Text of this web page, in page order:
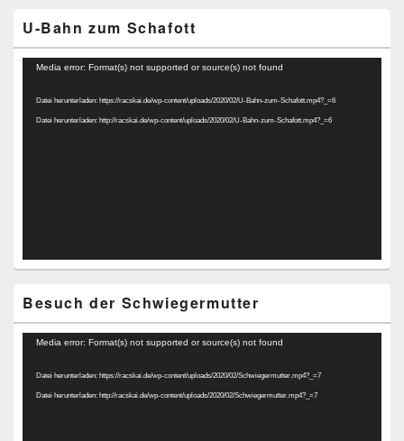
U-Bahn zum Schafott
Video-
Media error: Format(s) not supported or source(s) not found
Datei herunterladen: https://racskai.de/wp-content/uploads/2020/02/U-Bahn-zum-Schafott.mp4?_=6
Datei herunterladen: http://racskai.de/wp-content/uploads/2020/02/U-Bahn-zum-Schafott.mp4?_=6
Besuch der Schwiegermutter
Video-
Media error: Format(s) not supported or source(s) not found
Datei herunterladen: https://racskai.de/wp-content/uploads/2020/02/Schwiegermutter.mp4?_=7
Datei herunterladen: http://racskai.de/wp-content/uploads/2020/02/Schwiegermutter.mp4?_=7